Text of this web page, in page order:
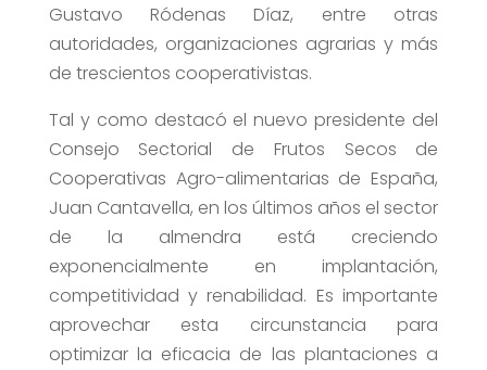
Gustavo Ródenas Díaz, entre otras
autoridades, organizaciones agrarias y más
de trescientos cooperativistas.
Tal y como destacó el nuevo presidente del
Consejo Sectorial de Frutos Secos de
Cooperativas Agro-alimentarias de España,
Juan Cantavella, en los últimos años el sector
de la almendra está creciendo
exponencialmente en implantación,
competitividad y renabilidad. Es importante
aprovechar esta circunstancia para
optimizar la eficacia de las plantaciones a